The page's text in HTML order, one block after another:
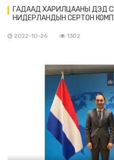
ГАДААД ХАРИЛЦААНЫ ДЭД
НИДЕРЛАНДЫН СЕРТОН
2022-10-26 1302